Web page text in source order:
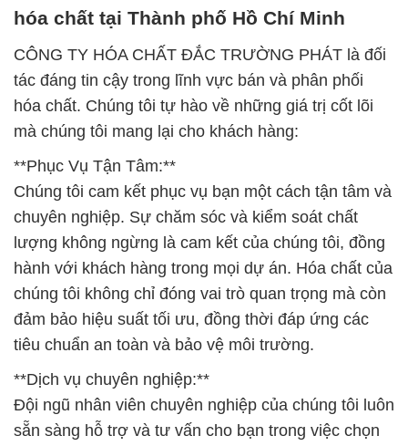
hóa chất tại Thành phố Hồ Chí Minh
CÔNG TY HÓA CHẤT ĐẮC TRƯỜNG PHÁT là đối
tác đáng tin cậy trong lĩnh vực bán và phân phối
hóa chất. Chúng tôi tự hào về những giá trị cốt lõi
mà chúng tôi mang lại cho khách hàng:
**Phục Vụ Tận Tâm:**
Chúng tôi cam kết phục vụ bạn một cách tận tâm và
chuyên nghiệp. Sự chăm sóc và kiểm soát chất
lượng không ngừng là cam kết của chúng tôi, đồng
hành với khách hàng trong mọi dự án. Hóa chất của
chúng tôi không chỉ đóng vai trò quan trọng mà còn
đảm bảo hiệu suất tối ưu, đồng thời đáp ứng các
tiêu chuẩn an toàn và bảo vệ môi trường.
**Dịch vụ chuyên nghiệp:**
Đội ngũ nhân viên chuyên nghiệp của chúng tôi luôn
sẵn sàng hỗ trợ và tư vấn cho bạn trong việc chọn